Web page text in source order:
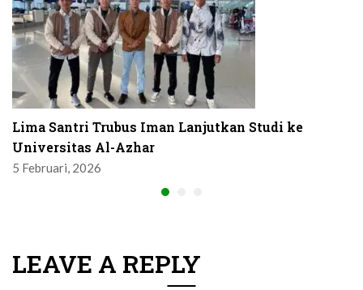
Lima Santri Trubus Iman Lanjutkan Studi ke
Universitas Al-Azhar
5 Februari, 2026
LEAVE A REPLY